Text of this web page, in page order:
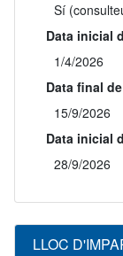
Sí
Data inicial
1/4/2026
Data final
15/9/2026
Data inicial
28/9/2026
LLOC